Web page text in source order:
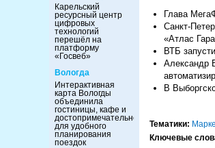
Карельский
ресурсный центр
цифровых
технологий
перешёл на
платформу
«Госвеб»
Вологда
Интерактивная
карта Вологды
объединила
гостиницы, кафе и
достопримечательности
для удобного
планирования
поездок
Глава
Санкт-
«Атлас
ВТБ
Александр
В
Тематики:
Ключевые